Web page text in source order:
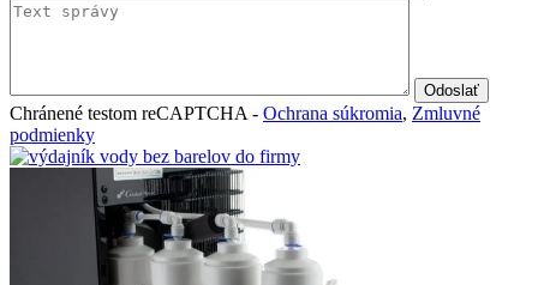
Chránené testom reCAPTCHA - Ochrana súkromia, Zmluvné
podmienky